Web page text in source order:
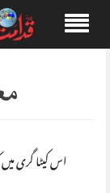
Skip
اس کیٹا گری میں